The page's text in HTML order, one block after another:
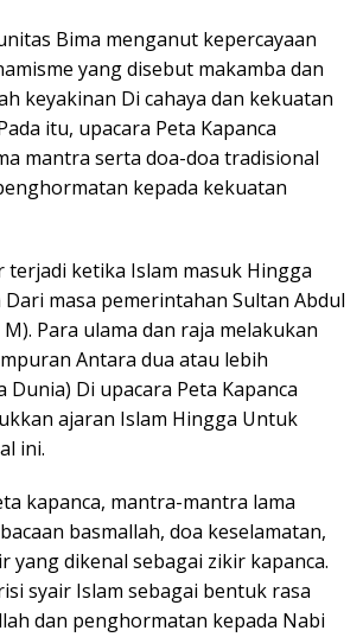
Bima menganut kepercayaan
yang disebut makamba dan
keyakinan Di cahaya dan kekuatan
itu, upacara Peta Kapanca
mantra serta doa-doa tradisional
kepada kekuatan
terjadi ketika Islam masuk Hingga
masa pemerintahan Sultan Abdul
Para ulama dan raja melakukan
Antara dua atau lebih
Dunia) Di upacara Peta Kapanca
ajaran Islam Hingga Untuk
ini.
kapanca, mantra-mantra lama
basmallah, doa keselamatan,
yang dikenal sebagai zikir kapanca.
syair Islam sebagai bentuk rasa
dan penghormatan kepada Nabi